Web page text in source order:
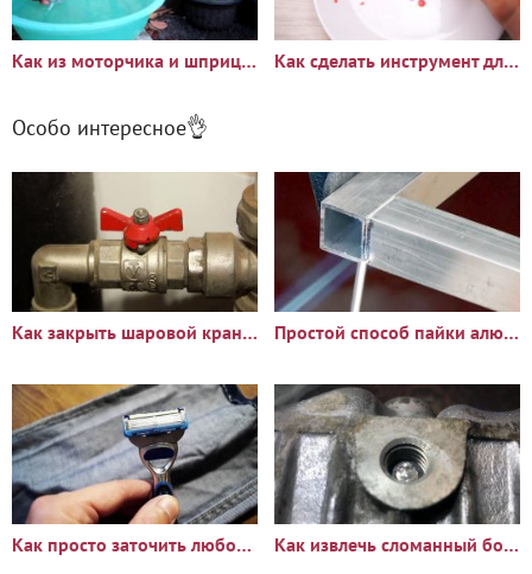
Как из моторчика и шприца сделать простую водяную помпу Как сделать инструмент для удаления косточек вишни из шприца
Особо интересное👌
Как закрыть шаровой кран, если он заклинил Простой способ пайки алюминия
Как просто заточить любой бритвенный станок Как извлечь сломанный болт или шпильку из глубокого отверстия